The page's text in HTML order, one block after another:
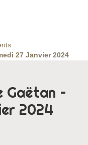
27 Janvier 2024
Gaëtan –
2024